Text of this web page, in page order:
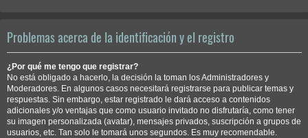
Problemas acerca de la identificación y el registro
¿Por qué me tengo que registrar?
No está obligado a hacerlo, la decisión la toman los Administradores y
Moderadores. En algunos casos necesitará registrarse para publicar temas y
respuestas. Sin embargo, estar registrado le dará acceso a contenidos
adicionales y/o ventajas que como usuario invitado no disfrutaría, como tener
su imagen personalizada (avatar), mensajes privados, suscripción a grupos de
usuarios, etc. Tan solo le tomará unos segundos. Es muy recomendable.